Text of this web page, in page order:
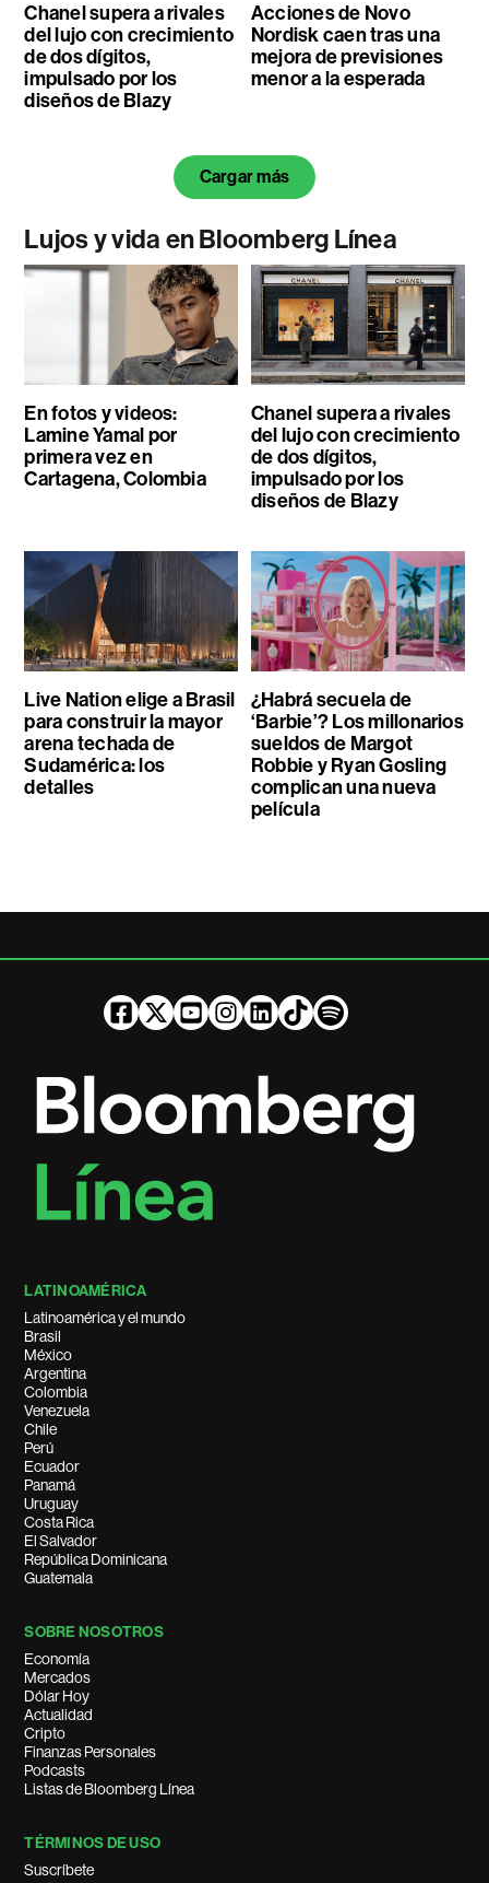
Chanel supera a rivales
del lujo con crecimiento
de dos dígitos,
impulsado por los
diseños de Blazy
Acciones de Novo
Nordisk caen tras una
mejora de previsiones
menor a la esperada
Cargar más
Lujos y vida en Bloomberg Línea
En fotos y videos:
Lamine Yamal por
primera vez en
Cartagena, Colombia
Chanel supera a rivales
del lujo con crecimiento
de dos dígitos,
impulsado por los
diseños de Blazy
Live Nation elige a Brasil
para construir la mayor
arena techada de
Sudamérica: los
detalles
¿Habrá secuela de
‘Barbie’? Los millonarios
sueldos de Margot
Robbie y Ryan Gosling
complican una nueva
película
LATINOAMÉRICA
Latinoamérica y el mundo
Brasil
México
Argentina
Colombia
Venezuela
Chile
Perú
Ecuador
Panamá
Uruguay
Costa Rica
El Salvador
República Dominicana
Guatemala
SOBRE NOSOTROS
Economía
Mercados
Dólar Hoy
Actualidad
Cripto
Finanzas Personales
Podcasts
Listas de Bloomberg Línea
TÉRMINOS DE USO
Suscríbete